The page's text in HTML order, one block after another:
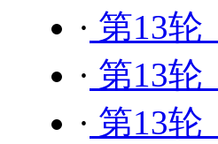
· 第13
· 第13
· 第13